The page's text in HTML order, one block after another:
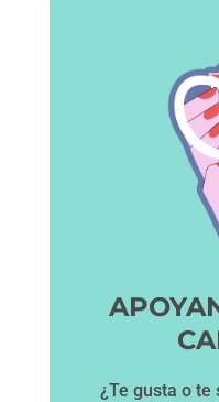
¿Te gusta o te